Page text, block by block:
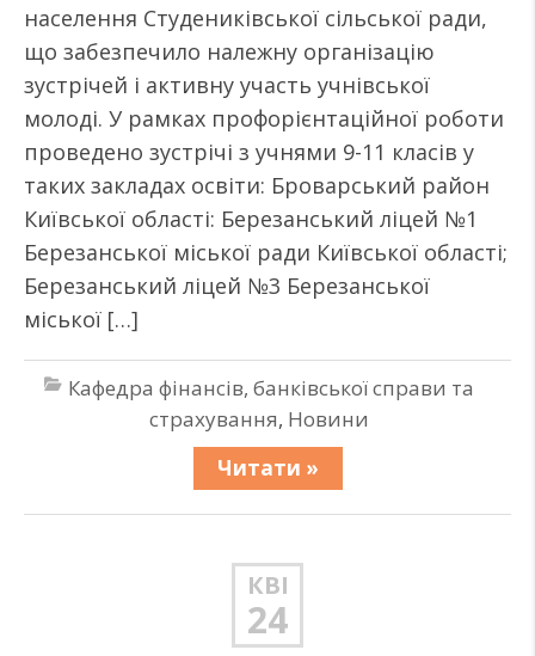
населення Студениківської сільської ради,
що забезпечило належну організацію
зустрічей і активну участь учнівської
молоді. У рамках профорієнтаційної роботи
проведено зустрічі з учнями 9-11 класів у
таких закладах освіти: Броварський район
Київської області: Березанський ліцей №1
Березанської міської ради Київської області;
Березанський ліцей №3 Березанської
міської […]
Кафедра фінансів, банківської справи та
страхування, Новини
Читати »
КВІ
24